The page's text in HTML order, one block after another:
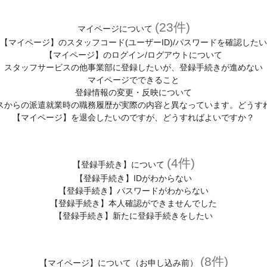
マイページについて (23件)
【マイページ】のスタッフコード(ユーザーID)/パスワードを確認したい
【マイページ】のログイン/ログアウトについて
スタッフサービスの他事業部に登録したいが、登録手続きが進めない
マイページでできること
登録情報の変更・反映について
からの派遣就業時の職務履歴が実際の内容と異なっています。どうす
【マイページ】を退会したいのですが、どうすればよいですか？
【登録手続き】について (4件)
【登録手続き】IDがわからない
【登録手続き】パスワードがわからない
【登録手続き】本人確認ができませんでした
【登録手続き】新たに登録手続きをしたい
【マイページ】について（お申し込み前） (8件)